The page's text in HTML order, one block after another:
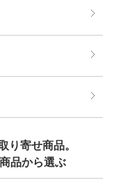
り寄せ商品。
品から選ぶ